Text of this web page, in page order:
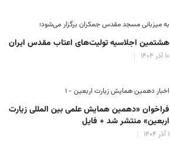
به میزبانی مسجد مقدس جمکران برگزار می‌شود؛
هشتمین اجلاسیه تولیت‌های اعتاب مقدس ایران
۱۰ آذر ۱۴۰۴
اخبار دهمین همایش زیارت اربعین - ۱
فراخوان «دهمین همایش علمی بین المللی زیارت
اربعین» منتشر شد + فایل
۱ آذر ۱۴۰۴